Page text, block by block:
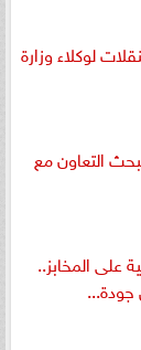
لوكلاء وزارة
يبحث التعاون مع
على المخابز..
جودة...